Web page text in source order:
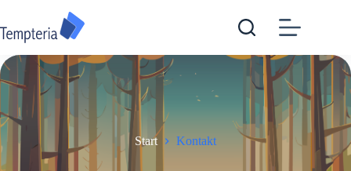
springen
Start Kontakt